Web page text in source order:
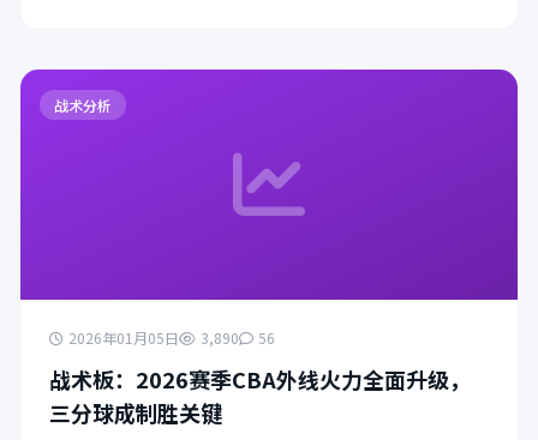
战术分析
2026年01月05日 3,890 56
战术板：2026赛季CBA外线火力全面升级，
三分球成制胜关键